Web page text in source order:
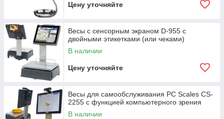
Цену уточняйте
Весы с сенсорным экраном D-955 с
двойными этикетками (или чеками)
В наличии
Цену уточняйте
Весы для самообслуживания PC Scales CS-
2255 с функцией компьютерного зрения
В наличии